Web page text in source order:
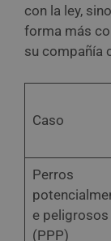
con la ley,
forma más
su compañía
Caso
Perros
e peligrosos
(PPP)